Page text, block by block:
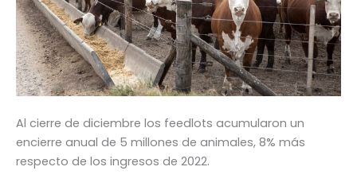
Al cierre de diciembre los feedlots acumularon un
encierre anual de 5 millones de animales, 8% más
respecto de los ingresos de 2022.